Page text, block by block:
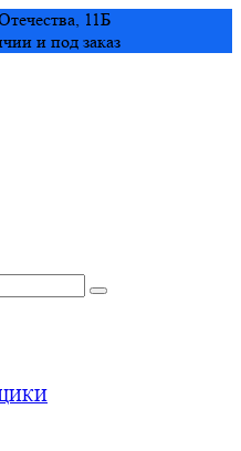
11Б
и под заказ